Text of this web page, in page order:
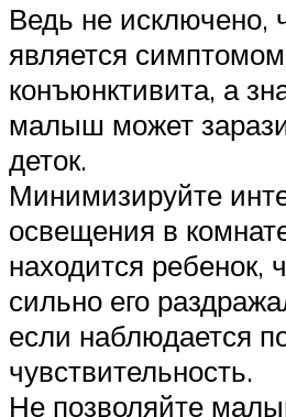
Ведь не исключено,
является симптомом
конъюнктивита, а
малыш может
деток.
Минимизируйте
освещения в
находится ребенок,
сильно его
если наблюдается
чувствительность.
Не позволяйте